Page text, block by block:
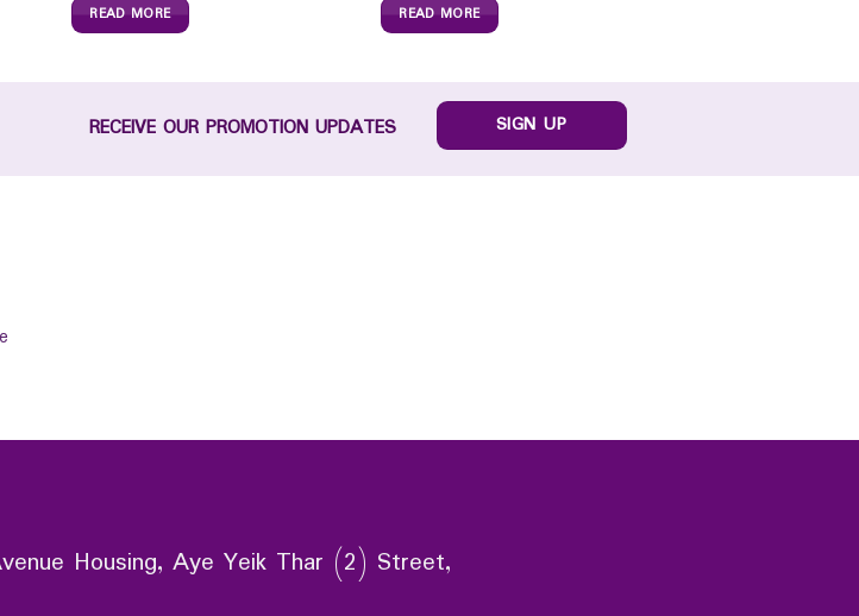
READ MORE READ MORE
RECEIVE OUR PROMOTION UPDATES SIGN UP
Housing, Aye Yeik Thar (2) Street,